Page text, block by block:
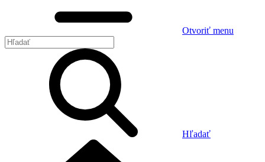
Otvoriť menu
Hľadať